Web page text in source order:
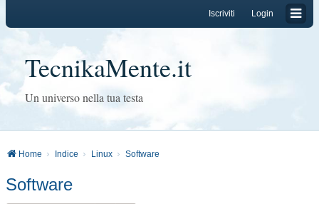
Login
Iscriviti
TecnikaMente.it
Un universo nella tua testa
Home Indice Linux Software
Software